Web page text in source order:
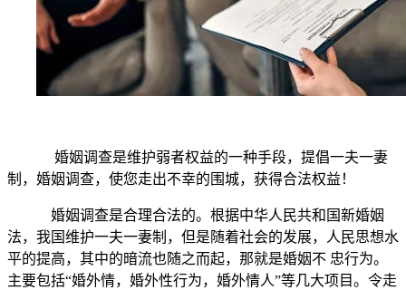
婚姻调查是维护弱者权益的一种手段，提倡一夫一妻
制，婚姻调查，使您走出不幸的围城，获得合法权益！
婚姻调查是合理合法的。根据中华人民共和国新婚姻
法，我国维护一夫一妻制，但是随着社会的发展，人民思想水
平的提高，其中的暗流也随之而起，那就是婚姻不 忠行为。
主要包括“婚外情，婚外性行为，婚外情人”等几大项目。令走